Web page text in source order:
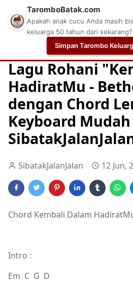
Chord Chord Gitar
Lagu Rohani
HadiratMu -
dengan Chord
Keyboard Mudah
SibatakJalanJalan 12 Jun,
Chord Kembali Dalam
Intro :
Em C G D
TaromboBatak.com
Apakah anak cucu Anda masih
keluarga 50 tahun dari sekarang?
Simpan Tarombo